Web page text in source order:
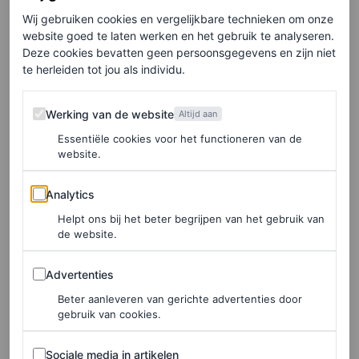
Begin staand met je voeten iets wijder dan heupbreedte.
“Draai de tenen lichtjes naar buiten en buig de knieën
om je heupen naar de grond te brengen”, adviseert
opgerolde doek of deken onder je voeten plaatsen. Een
yogakussen of blok kan ook helpen als je meer
ondersteuning nodig hebt.
Het is belangrijk om je buikspieren te activeren
wervelkolom te verlengen en je handen in gebedshouding
naar het midden van je borst te brengen. “Gebruik je
ellebogen om de knieën zachtjes te openen en adem diep
in en uit”, adviseert Landa. “Het gaat er niet om te
Wij gebruiken cookies en vergelijkbare technieken om onze
website goed te laten werken en het gebruik te analyseren.
Deze cookies bevatten geen persoonsgegevens en zijn niet
te herleiden tot jou als individu.
Werking van de website
Werking van de website Altijd aan
Essentiële cookies voor het functioneren van de
website.
Analytics
Analytics
Helpt ons bij het beter begrijpen van het gebruik van
de website.
Advertenties
Advertenties
Beter aanleveren van gerichte advertenties door
gebruik van cookies.
Sociale media in artikelen
Sociale media in artikelen